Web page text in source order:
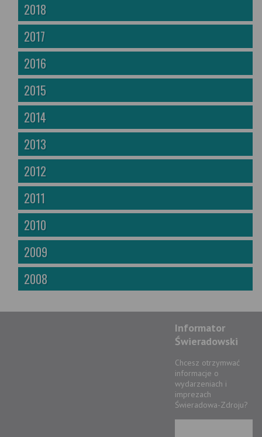
2018
2017
2016
2015
2014
2013
2012
2011
2010
2009
2008
Informator
Świeradowski
Chcesz otrzymwać
informacje o
wydarzeniach i
imprezach
Świeradowa-Zdroju?